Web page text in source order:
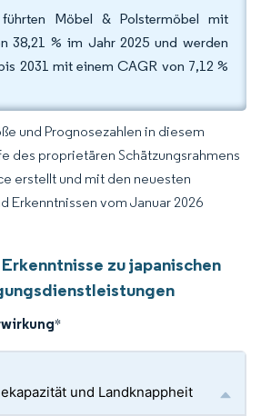
Möbel & Polstermöbel mit
38,21 % im Jahr 2025 und werden
2031 mit einem CAGR von 7,12 %
und Prognosezahlen in diesem
des proprietären Schätzungsrahmens
erstellt und mit den neuesten
Erkenntnissen vom Januar 2026
zu japanischen
*
und Landknappheit